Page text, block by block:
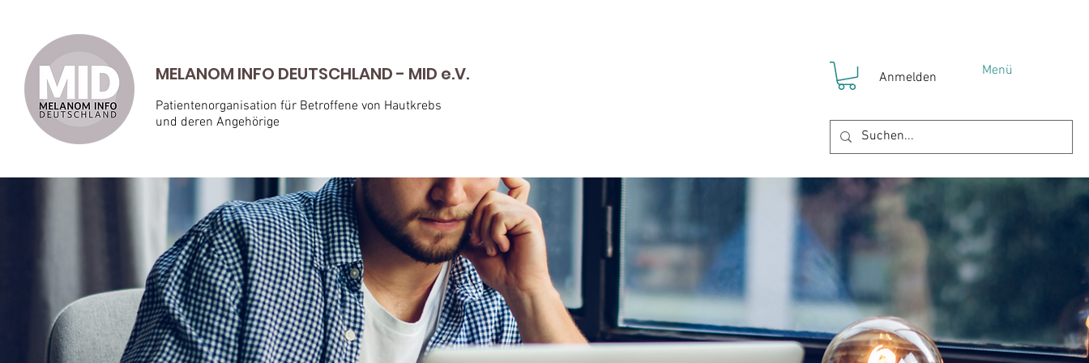
MELANOM INFO DEUTSCHLAND - MID e.V.
Patientenorganisation für Betroffene von Hautkrebs
und deren Angehörige
Menü
Anmelden